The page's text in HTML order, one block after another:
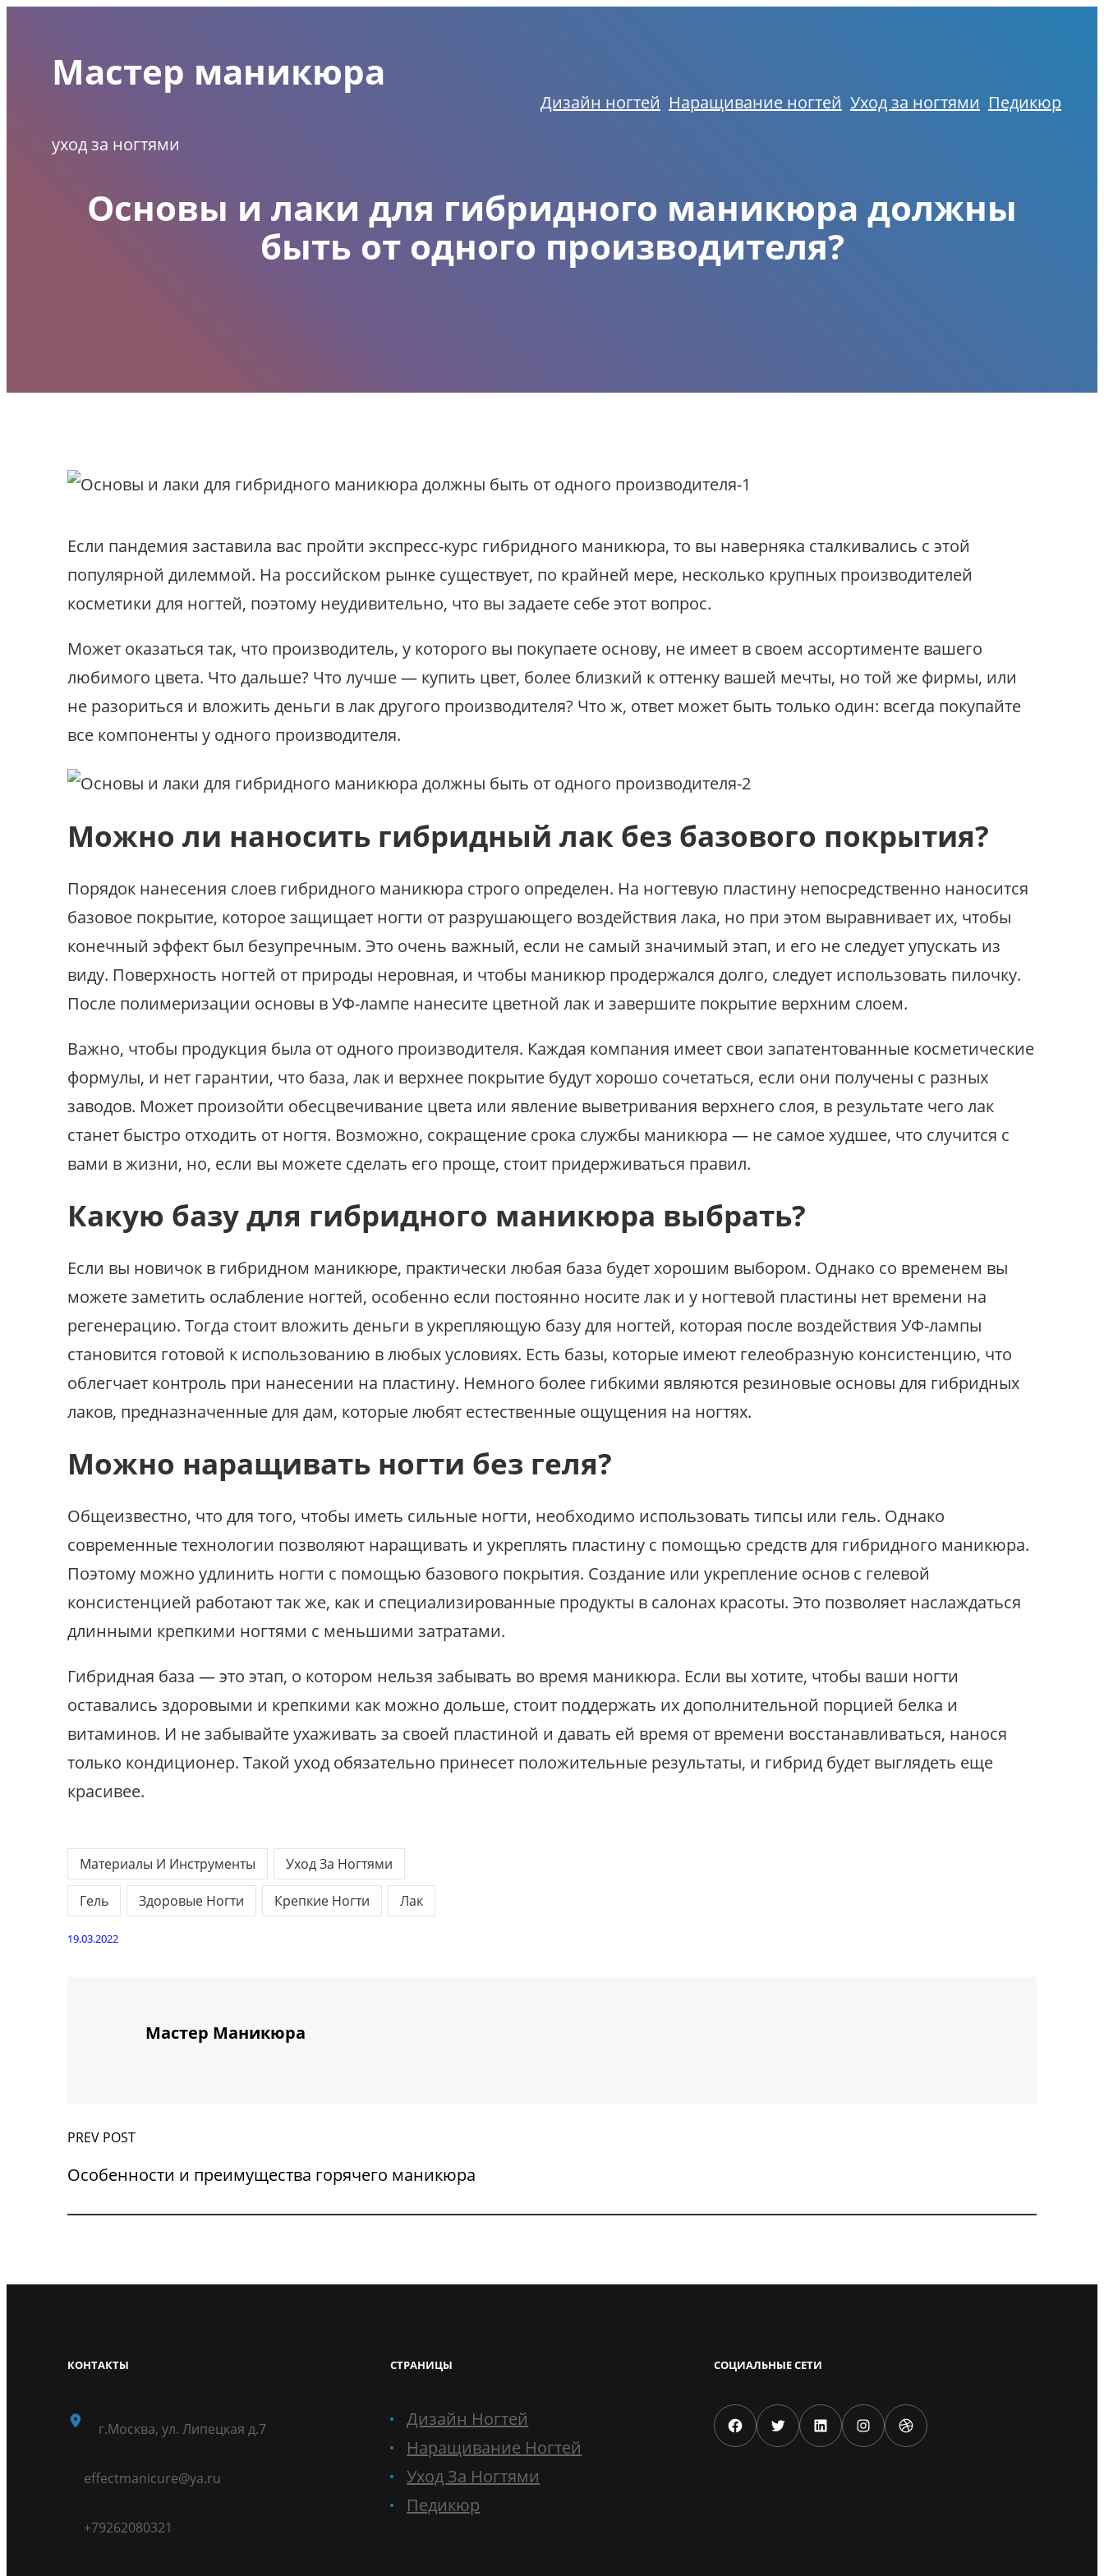
содержимому
Мастер маникюра
уход за ногтями
Дизайн ногтей Наращивание ногтей Уход за ногтями Педикюр
Основы и лаки для гибридного маникюра должны
быть от одного производителя?
Если пандемия заставила вас пройти экспресс-курс гибридного маникюра, то вы наверняка сталкивались с этой
популярной дилеммой. На российском рынке существует, по крайней мере, несколько крупных производителей
косметики для ногтей, поэтому неудивительно, что вы задаете себе этот вопрос.
Может оказаться так, что производитель, у которого вы покупаете основу, не имеет в своем ассортименте вашего
любимого цвета. Что дальше? Что лучше — купить цвет, более близкий к оттенку вашей мечты, но той же фирмы, или
не разориться и вложить деньги в лак другого производителя? Что ж, ответ может быть только один: всегда покупайте
все компоненты у одного производителя.
Можно ли наносить гибридный лак без базового покрытия?
Порядок нанесения слоев гибридного маникюра строго определен. На ногтевую пластину непосредственно наносится
базовое покрытие, которое защищает ногти от разрушающего воздействия лака, но при этом выравнивает их, чтобы
конечный эффект был безупречным. Это очень важный, если не самый значимый этап, и его не следует упускать из
виду. Поверхность ногтей от природы неровная, и чтобы маникюр продержался долго, следует использовать пилочку.
После полимеризации основы в УФ-лампе нанесите цветной лак и завершите покрытие верхним слоем.
Важно, чтобы продукция была от одного производителя. Каждая компания имеет свои запатентованные косметические
формулы, и нет гарантии, что база, лак и верхнее покрытие будут хорошо сочетаться, если они получены с разных
заводов. Может произойти обесцвечивание цвета или явление выветривания верхнего слоя, в результате чего лак
станет быстро отходить от ногтя. Возможно, сокращение срока службы маникюра — не самое худшее, что случится с
вами в жизни, но, если вы можете сделать его проще, стоит придерживаться правил.
Какую базу для гибридного маникюра выбрать?
Если вы новичок в гибридном маникюре, практически любая база будет хорошим выбором. Однако со временем вы
можете заметить ослабление ногтей, особенно если постоянно носите лак и у ногтевой пластины нет времени на
регенерацию. Тогда стоит вложить деньги в укрепляющую базу для ногтей, которая после воздействия УФ-лампы
становится готовой к использованию в любых условиях. Есть базы, которые имеют гелеобразную консистенцию, что
облегчает контроль при нанесении на пластину. Немного более гибкими являются резиновые основы для гибридных
лаков, предназначенные для дам, которые любят естественные ощущения на ногтях.
Можно наращивать ногти без геля?
Общеизвестно, что для того, чтобы иметь сильные ногти, необходимо использовать типсы или гель. Однако
современные технологии позволяют наращивать и укреплять пластину с помощью средств для гибридного маникюра.
Поэтому можно удлинить ногти с помощью базового покрытия. Создание или укрепление основ с гелевой
консистенцией работают так же, как и специализированные продукты в салонах красоты. Это позволяет наслаждаться
длинными крепкими ногтями с меньшими затратами.
Гибридная база — это этап, о котором нельзя забывать во время маникюра. Если вы хотите, чтобы ваши ногти
оставались здоровыми и крепкими как можно дольше, стоит поддержать их дополнительной порцией белка и
витаминов. И не забывайте ухаживать за своей пластиной и давать ей время от времени восстанавливаться, нанося
только кондиционер. Такой уход обязательно принесет положительные результаты, и гибрид будет выглядеть еще
красивее.
Материалы И Инструменты Уход За Ногтями
Гель Здоровые Ногти Крепкие Ногти Лак
19.03.2022
Мастер Маникюра
PREV POST
Особенности и преимущества горячего маникюра
КОНТАКТЫ
г.Москва, ул. Липецкая д.7
effectmanicure@ya.ru
+79262080321
СТРАНИЦЫ
Дизайн Ногтей
Наращивание Ногтей
Уход За Ногтями
Педикюр
СОЦИАЛЬНЫЕ СЕТИ
Facebook Twitter LinkedIn Instagram Dribbble